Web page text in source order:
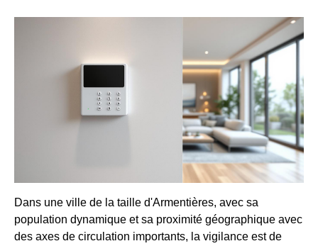
Dans une ville de la taille d'Armentières, avec sa
population dynamique et sa proximité géographique avec
des axes de circulation importants, la vigilance est de